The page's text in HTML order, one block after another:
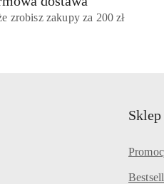
zrobisz zakupy za 200 zł
Sklep